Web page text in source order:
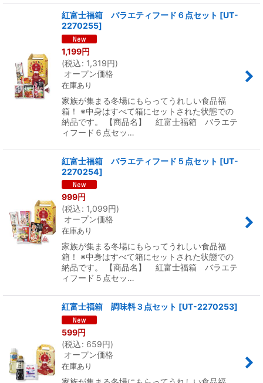
紅富士福箱 バラエティフード６点セット [UT-
2270255]
1,199円
(税込: 1,319円)
オープン価格
在庫あり
家族が集まる冬場にもらってうれしい食品福
箱！ ※中身はすべて箱にセットされた状態での
納品です。 【商品名】 紅富士福箱 バラエテ
ィフード６点セッ…
紅富士福箱 バラエティフード５点セット [UT-
2270254]
999円
(税込: 1,099円)
オープン価格
在庫あり
家族が集まる冬場にもらってうれしい食品福
箱！ ※中身はすべて箱にセットされた状態での
納品です。 【商品名】 紅富士福箱 バラエテ
ィフード５点セッ…
紅富士福箱 調味料３点セット [UT-2270253]
599円
(税込: 659円)
オープン価格
在庫あり